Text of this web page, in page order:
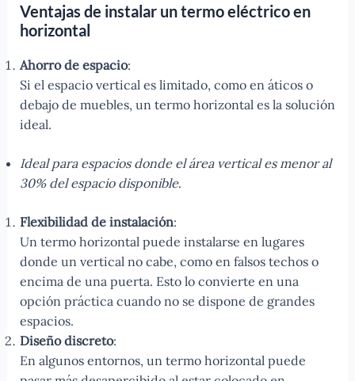
Ventajas de instalar un termo eléctrico en
horizontal
Ahorro de espacio:
Si el espacio vertical es limitado, como en áticos o
debajo de muebles, un termo horizontal es la solución
ideal.
Ideal para espacios donde el área vertical es menor al
30% del espacio disponible.
Flexibilidad de instalación:
Un termo horizontal puede instalarse en lugares
donde un vertical no cabe, como en falsos techos o
encima de una puerta. Esto lo convierte en una
opción práctica cuando no se dispone de grandes
espacios.
Diseño discreto:
En algunos entornos, un termo horizontal puede